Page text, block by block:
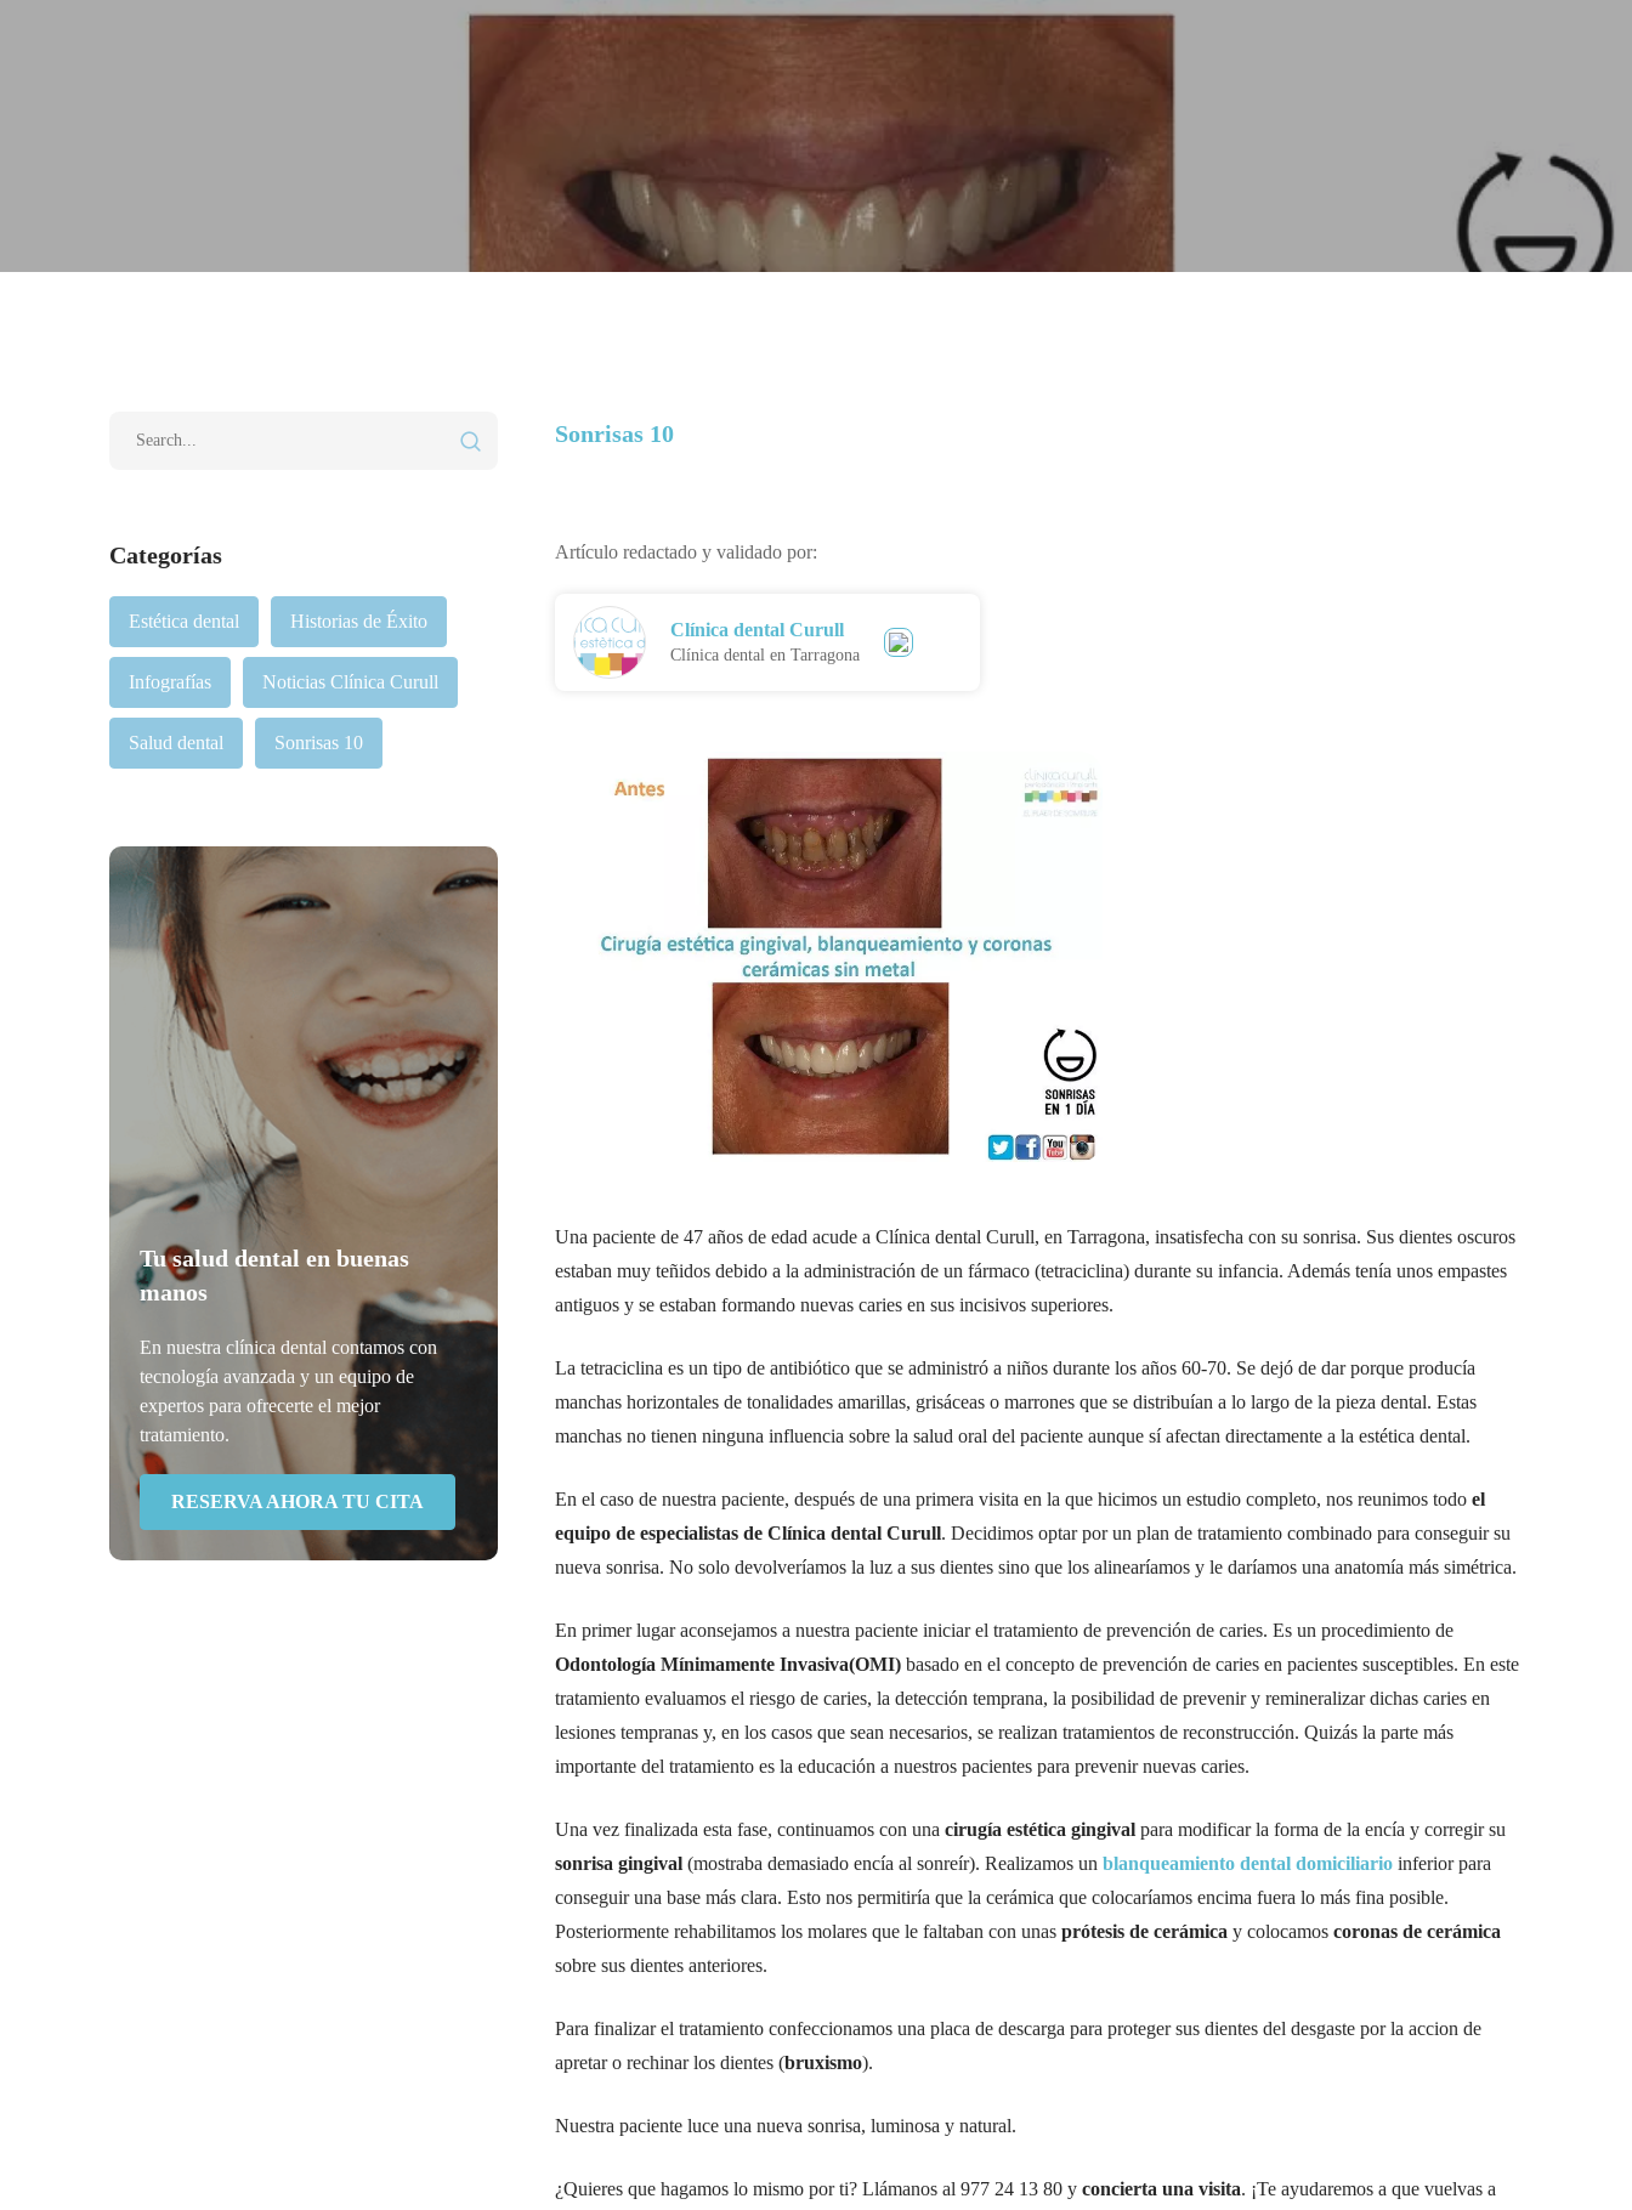
Categorías
Estética dental Historias de Éxito
Infografías Noticias Clínica Curull
Salud dental Sonrisas 10
Tu salud dental en buenas
manos
En nuestra clínica dental contamos con
tecnología avanzada y un equipo de
expertos para ofrecerte el mejor
tratamiento.
RESERVA AHORA TU CITA
Sonrisas 10
Artículo redactado y validado por:
Clínica dental Curull
Clínica dental en Tarragona
Una paciente de 47 años de edad acude a Clínica dental Curull, en Tarragona, insatisfecha con su sonrisa. Sus dientes oscuros
estaban muy teñidos debido a la administración de un fármaco (tetraciclina) durante su infancia. Además tenía unos empastes
antiguos y se estaban formando nuevas caries en sus incisivos superiores.
La tetraciclina es un tipo de antibiótico que se administró a niños durante los años 60-70. Se dejó de dar porque producía
manchas horizontales de tonalidades amarillas, grisáceas o marrones que se distribuían a lo largo de la pieza dental. Estas
manchas no tienen ninguna influencia sobre la salud oral del paciente aunque sí afectan directamente a la estética dental.
En el caso de nuestra paciente, después de una primera visita en la que hicimos un estudio completo, nos reunimos todo el
equipo de especialistas de Clínica dental Curull. Decidimos optar por un plan de tratamiento combinado para conseguir su
nueva sonrisa. No solo devolveríamos la luz a sus dientes sino que los alinearíamos y le daríamos una anatomía más simétrica.
En primer lugar aconsejamos a nuestra paciente iniciar el tratamiento de prevención de caries. Es un procedimiento de
Odontología Mínimamente Invasiva(OMI)basado en el concepto de prevención de caries en pacientes susceptibles. En este
tratamiento evaluamos el riesgo de caries, la detección temprana, la posibilidad de prevenir y remineralizar dichas caries en
lesiones tempranas y, en los casos que sean necesarios, se realizan tratamientos de reconstrucción. Quizás la parte más
importante del tratamiento es la educación a nuestros pacientes para prevenir nuevas caries.
Una vez finalizada esta fase, continuamos con una cirugía estética gingivalpara modificar la forma de la encía y corregir su
sonrisa gingival(mostraba demasiado encía al sonreír). Realizamos un blanqueamiento dental domiciliarioinferior para
conseguir una base más clara. Esto nos permitiría que la cerámica que colocaríamos encima fuera lo más fina posible.
Posteriormente rehabilitamos los molares que le faltaban con unas prótesis de cerámica y colocamos coronas de cerámica
sobre sus dientes anteriores.
Para finalizar el tratamiento confeccionamos una placa de descarga para proteger sus dientes del desgaste por la accion de
apretar o rechinar los dientes (bruxismo).
Nuestra paciente luce una nueva sonrisa, luminosa y natural.
¿Quieres que hagamos lo mismo por ti? Llámanos al 977 24 13 80 y concierta una visita. ¡Te ayudaremos a que vuelvas a